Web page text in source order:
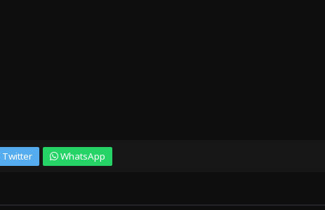
Twitter WhatsApp